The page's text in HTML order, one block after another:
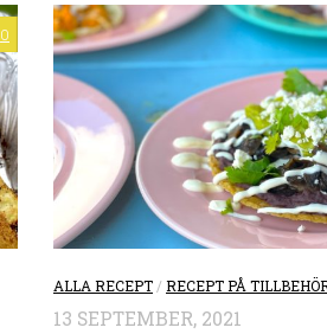
0
ALLA RECEPT /RECEPT PÅ
13 SEPTEMBER, 2021